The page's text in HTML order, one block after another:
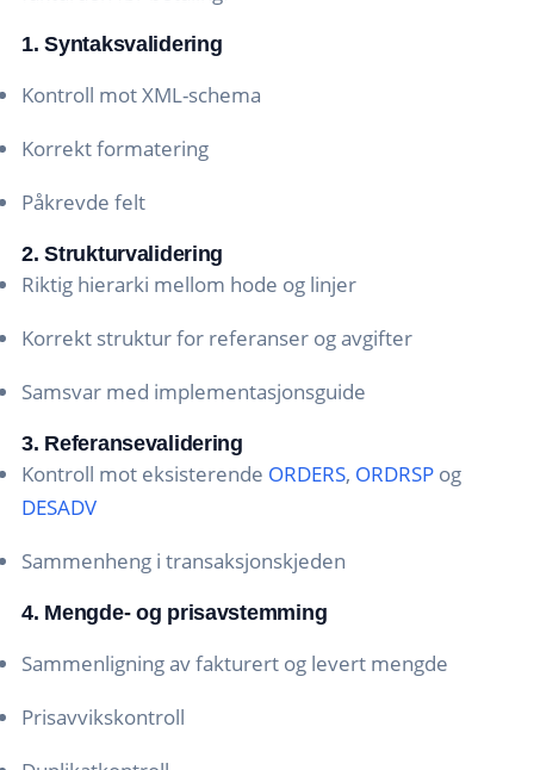
1. Syntaksvalidering
Kontroll mot XML-schema
Korrekt formatering
Påkrevde felt
2. Strukturvalidering
Riktig hierarki mellom hode og linjer
Korrekt struktur for referanser og avgifter
Samsvar med implementasjonsguide
3. Referansevalidering
Kontroll mot eksisterende ORDERS, ORDRSP og
DESADV
Sammenheng i transaksjonskjeden
4. Mengde- og prisavstemming
Sammenligning av fakturert og levert mengde
Prisavvikskontroll